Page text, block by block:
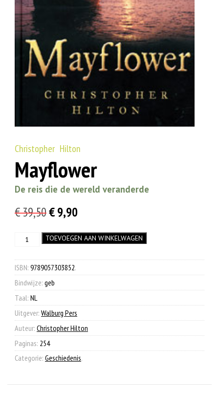
Christopher Hilton
Mayflower
De reis die de wereld veranderde
€39,50Oorspronkelijke
was:
€ 39,50.
€9,90
is:
€ 9,90.
Mayflower TOEVOEGEN AAN WINKELWAGEN
ISBN: 9789057303852.
Bindwijze: geb
Taal: NL
Uitgever: Walburg Pers
Auteur: Christopher Hilton
Paginas: 254
Categorie: Geschiedenis.